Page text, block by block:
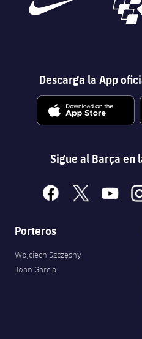
Descarga la App
Sigue al Barça en
facebook
x youtube
Porteros
Wojciech Szczęsny
Joan Garcia